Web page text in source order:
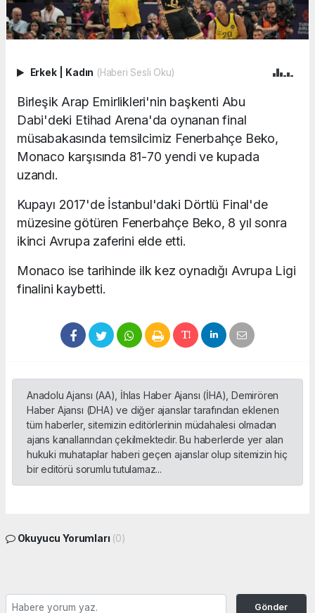
Erkek Kadın (Haberi Sesli Oku)
Birleşik Arap Emirlikleri'nin başkenti Abu
Dabi'deki Etihad Arena'da oynanan final
müsabakasında temsilcimiz Fenerbahçe Beko,
Monaco karşısında 81-70 yendi ve kupada
uzandı.
Kupayı 2017'de İstanbul'daki Dörtlü Final'de
müzesine götüren Fenerbahçe Beko, 8 yıl sonra
ikinci Avrupa zaferini elde etti.
Monaco ise tarihinde ilk kez oynadığı Avrupa Ligi
finalini kaybetti.
Anadolu Ajansı (AA), İhlas Haber Ajansı (İHA), Demirören
Haber Ajansı (DHA) ve diğer ajanslar tarafından eklenen
tüm haberler, sitemizin editörlerinin müdahalesi olmadan
ajans kanallarından çekilmektedir. Bu haberlerde yer alan
hukuki muhataplar haberi geçen ajanslar olup sitemizin hiç
bir editörü sorumlu tutulamaz...
Okuyucu Yorumları (0)
Gönder